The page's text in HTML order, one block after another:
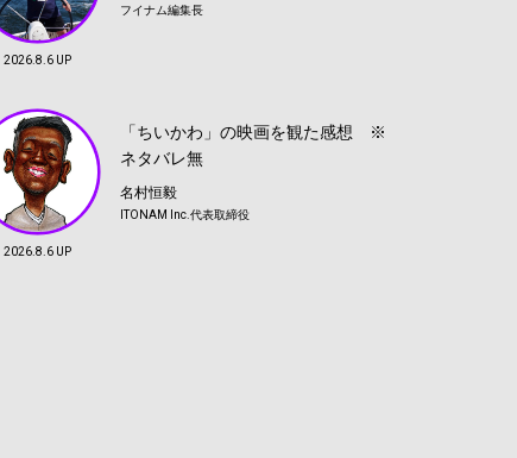
2026.8.6 UP
フイナム編集長
2026.8.6 UP
「ちいかわ」の映画を観た感想 ※
ネタバレ無
名村恒毅
ITONAM Inc.代表取締役